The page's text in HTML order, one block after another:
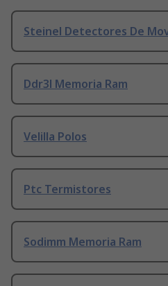
Steinel Detectores De
Ddr3l Memoria Ram
Velilla Polos
Ptc Termistores
Sodimm Memoria Ram